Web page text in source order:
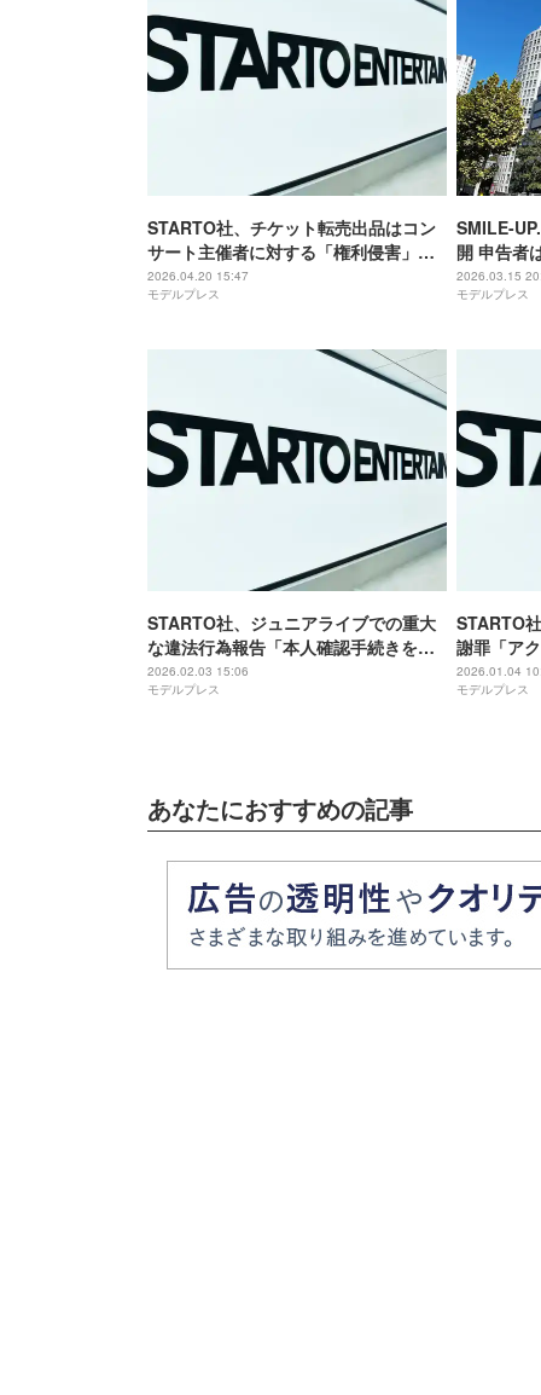
STARTO社、チケット転売出品はコン
サート主催者に対する「権利侵害」日
本初の判決を報告「当然の帰結である
と考えます」【全文】
2026.04.20 15:47
モデルプレス
SMILE-
開 申告者
支払い
2026.03.15
モデルプレス
STARTO社、ジュニアライブでの重大
な違法行為報告「本人確認手続きを強
引に振り切るという事態が発生」【全
文】
2026.02.03 15:06
モデルプレス
STARTO
謝罪「ア
し配信期
2026.01.04
モデルプレス
あなたにおすすめの記事